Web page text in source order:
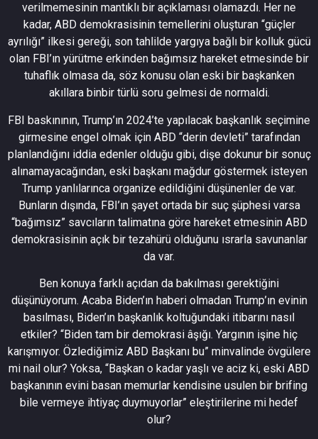
verilmemesinin mantıklı bir açıklaması olamazdı. Her ne
kadar, ABD demokrasisinin temellerini oluşturan “güçler
ayrılığı” ilkesi gereği, son tahlilde yargıya bağlı bir kolluk gücü
olan FBI’ın yürütme erkinden bağımsız hareket etmesinde bir
tuhaflık olmasa da, söz konusu olan eski bir başkanken
akıllara binbir türlü soru gelmesi de normaldi.
FBI baskınının, Trump’ın 2024’te yapılacak başkanlık seçimine
girmesine engel olmak için ABD “derin devleti” tarafından
planlandığını iddia edenler olduğu gibi, dişe dokunur bir sonuç
alınamayacağından, eski başkanı mağdur göstermek isteyen
Trump yanlılarınca organize edildiğini düşünenler de var.
Bunların dışında, FBI’ın şayet ortada bir suç şüphesi varsa
“bağımsız” savcıların talimatına göre hareket etmesinin ABD
demokrasisinin açık bir tezahürü olduğunu ısrarla savunanlar
da var.
Ben konuya farklı açıdan da bakılması gerektiğini
düşünüyorum. Acaba Biden’ın haberi olmadan Trump’ın evinin
basılması, Biden’ın başkanlık koltuğundaki itibarını nasıl
etkiler? “Biden tam bir demokrasi âşığı. Yargının işine hiç
karışmıyor. Özlediğimiz ABD Başkanı bu” minvalinde övgülere
mi nail olur? Yoksa, “Başkan o kadar yaşlı ve aciz ki, eski ABD
başkanının evini basan memurlar kendisine usulen bir brifing
bile vermeye ihtiyaç duymuyorlar” eleştirilerine mi hedef
olur?